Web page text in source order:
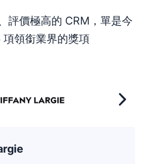
評價極高的 CRM，單是今
領銜業界的獎項